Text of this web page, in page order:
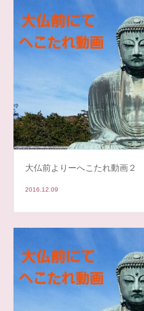
大仏前よりーへこたれ動画２
2016.12.09